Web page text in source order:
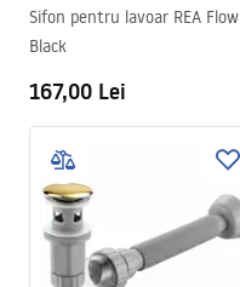
Sifon pentru lavoar REA Flow
Black
167,00 Lei